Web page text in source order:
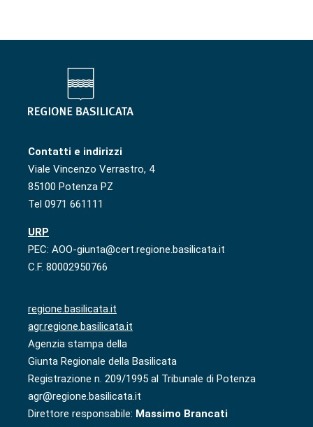
Contatti e indirizzi
Viale Vincenzo Verrastro, 4
85100 Potenza PZ
Tel 0971 661111
URP
PEC: AOO-giunta@cert.regione.basilicata.it
C.F. 80002950766
regione.basilicata.it
agr.regione.basilicata.it
Agenzia stampa della
Giunta Regionale della Basilicata
Registrazione n. 209/1995 al Tribunale di Potenza
agr@regione.basilicata.it
Direttore responsabile: Massimo Brancati